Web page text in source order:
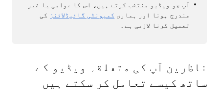
آپ جو ویڈیو منتخب کرتے ہیں، اس کا عوامی یا غیر
مندرج ہونا اور ہماری کمیونٹی گائیڈلائنز کی
تعمیل کرنا لازمی ہے۔
ناظرین آپ کی متعلقہ ویڈیو کے
ساتھ کیسے تعامل کر سکتے ہیں